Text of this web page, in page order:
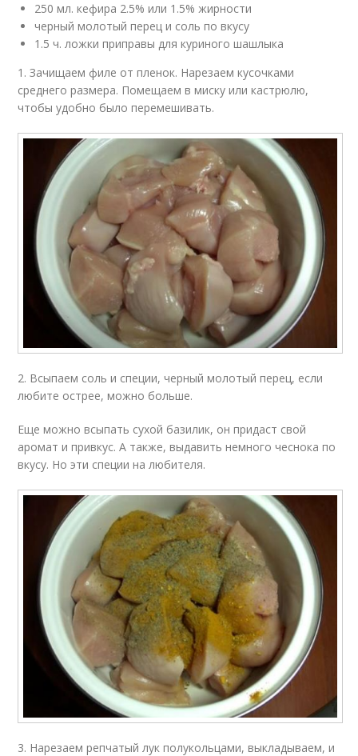
250 мл. кефира 2.5% или 1.5% жирности
черный молотый перец и соль по вкусу
1.5 ч. ложки приправы для куриного шашлыка
1. Зачищаем филе от пленок. Нарезаем кусочками
среднего размера. Помещаем в миску или кастрюлю,
чтобы удобно было перемешивать.
2. Всыпаем соль и специи, черный молотый перец, если
любите острее, можно больше.
Еще можно всыпать сухой базилик, он придаст свой
аромат и привкус. А также, выдавить немного чеснока по
вкусу. Но эти специи на любителя.
3. Нарезаем репчатый лук полукольцами, выкладываем, и